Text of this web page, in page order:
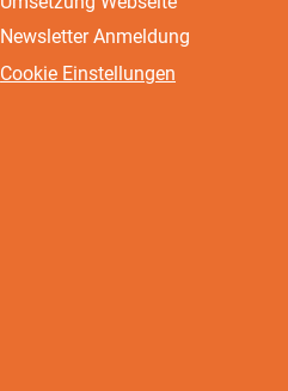
Newsletter Anmeldung
Cookie Einstellungen